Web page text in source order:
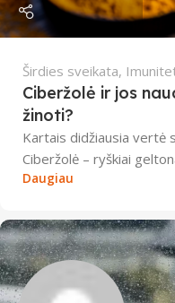
Širdies sveikata,
Ciberžolė ir jos
žinoti?
Kartais didžiausia vertė
Ciberžolė – ryškiai
Daugiau